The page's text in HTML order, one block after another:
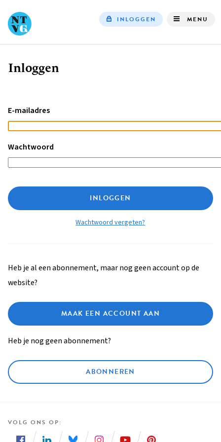
INLOGGEN MENU
Kruimelpad
Inloggen
E-mailadres
Wachtwoord
INLOGGEN
Wachtwoord vergeten?
Heb je al een abonnement, maar nog geen account op de
website?
MAAK EEN ACCOUNT AAN
Heb je nog geen abonnement?
ABONNEREN
VOLG ONS OP